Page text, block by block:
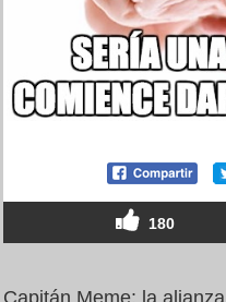
180
Capitán Meme: la